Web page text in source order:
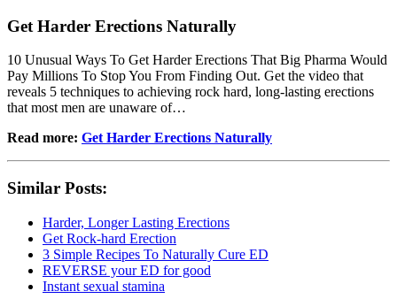
Get Harder Erections Naturally
10 Unusual Ways To Get Harder Erections That Big Pharma Would
Pay Millions To Stop You From Finding Out. Get the video that
reveals 5 techniques to achieving rock hard, long-lasting erections
that most men are unaware of…
Read more: Get Harder Erections Naturally
Similar Posts:
Harder, Longer Lasting Erections
Get Rock-hard Erection
3 Simple Recipes To Naturally Cure ED
REVERSE your ED for good
Instant sexual stamina